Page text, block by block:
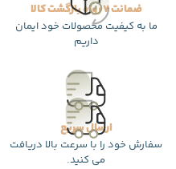
ضمانت 7 روزه بازگشت کالا
ما به کیفیت محصولات خود ایمان
داریم
ارسال سریع
سفارش خود را با سرعت بالا دریافت
می کنید.